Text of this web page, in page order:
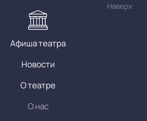
Наверх
Афиша театра
Новости
О театре
О нас